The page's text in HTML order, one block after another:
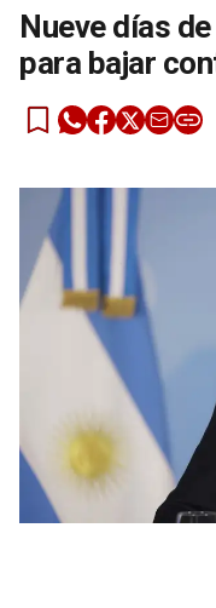
Nueve días
para bajar